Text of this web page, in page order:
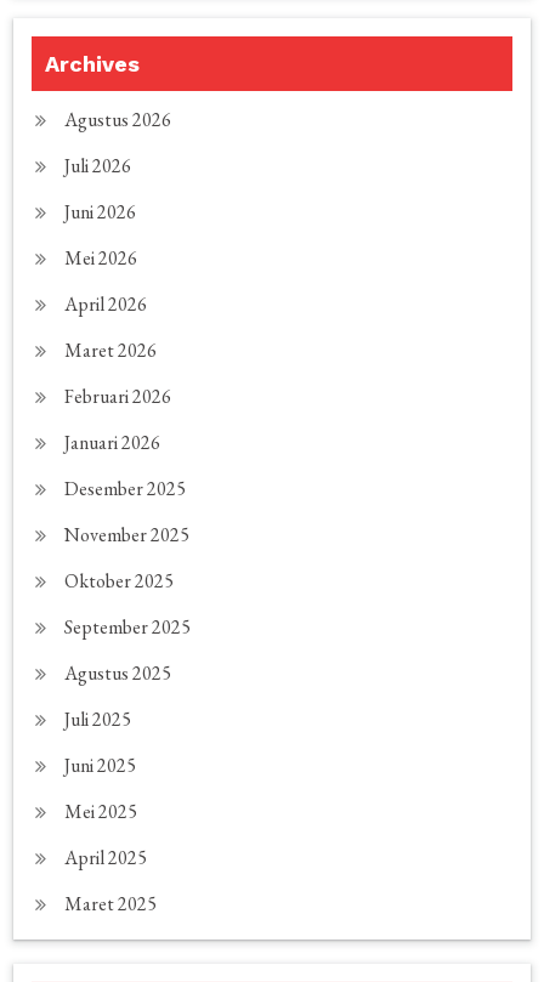
Archives
Agustus 2026
Juli 2026
Juni 2026
Mei 2026
April 2026
Maret 2026
Februari 2026
Januari 2026
Desember 2025
November 2025
Oktober 2025
September 2025
Agustus 2025
Juli 2025
Juni 2025
Mei 2025
April 2025
Maret 2025